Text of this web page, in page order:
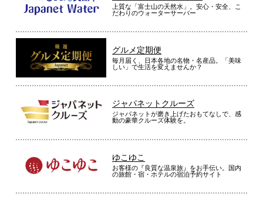
上質な「富士山の天然水」。安心・安全、こ
だわりのウォーターサーバー
グルメ定期便
毎月届く、日本各地の名物・名産品。「美味
しい」で生活を変えませんか？
ジャパネットクルーズ
ジャパネットが磨き上げたおもてなしで、感
動の豪華クルーズ体験を。
ゆこゆこ
お客様の『良質な温泉旅』をお手伝い。国内
の旅館・宿・ホテルの宿泊予約サイト